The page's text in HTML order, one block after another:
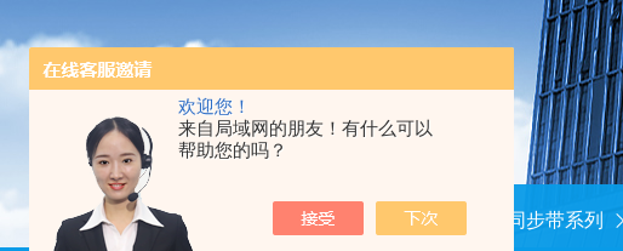
欢迎您！
来自局域网的朋友！有什么可以
帮助您的吗？
首页 产品中心 进口同步带系列